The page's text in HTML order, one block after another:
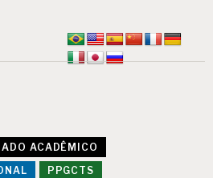
ACADÊMICO
PPGCTS